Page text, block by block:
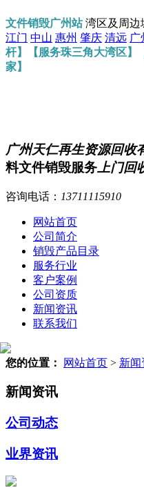
文件销毁广州站湾区及周边
江门 中山 惠州 肇庆 清远 广
杆】【服务珠三角大湾区】
家】
广州天仁再生资源回收
料文件销毁服务 上门回
咨询电话： 13711115910
网站首页
公司简介
销毁产品目录
服务行业
客户案例
公司资质
新闻资讯
联系我们
您的位置： 网站首页 > 新闻
新闻资讯
公司动态
业界资讯